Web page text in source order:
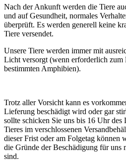
Nach der Ankunft werden die Tiere
und auf Gesundheit, normales
überprüft. Es werden generell keine
Tiere versendet.
Unsere Tiere werden immer mit
Licht versorgt (wenn erforderlich zum
bestimmten Amphibien).
Trotz aller Vorsicht kann es
Lieferung beschädigt wird oder gar
sollte schicken Sie uns bis 16 Uhr des
Tieres im verschlossenen
dieser Frist oder am Folgetag können
die Gründe der Beschädigung für uns
sind.